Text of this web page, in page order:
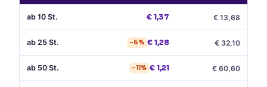
ab 10 St. €1,37 € 13,68
ab 25 St. −6% €1,28 € 32,10
ab 50 St. −11% €1,21 € 60,60